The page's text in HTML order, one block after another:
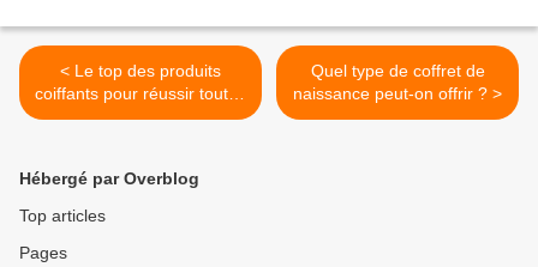
< Le top des produits
coiffants pour réussir toutes
vos coiffures !
Quel type de coffret de
naissance peut-on offrir ? >
Hébergé par Overblog
Top articles
Pages